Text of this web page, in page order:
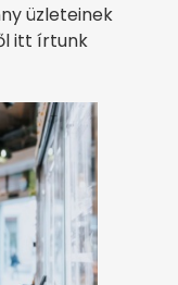
üzleteinek
itt írtunk